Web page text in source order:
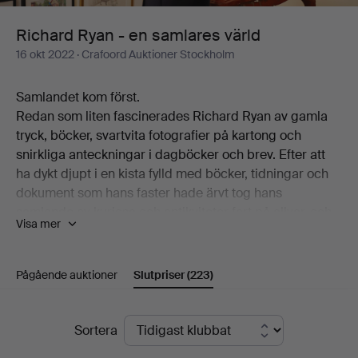
värld
Richard Ryan - en samlares värld
16 okt 2022 · Crafoord Auktioner Stockholm
Samlandet kom först.
Redan som liten fascinerades Richard Ryan av gamla
tryck, böcker, svartvita fotografier på kartong och
snirkliga anteckningar i dagböcker och brev. Efter att
ha dykt djupt i en kista fylld med böcker, tidningar och
dokument som hans faster hade ärvt tog hans
växte över tid till ett fascinerande yvigt kluster som
försäljning.
att samlandet även skulle lägga grunden till en
framgångsrik karriär som konstnär. Han började arbeta
Visa mer
Pågående auktioner Slutpriser(223)
SlutpriserSortera